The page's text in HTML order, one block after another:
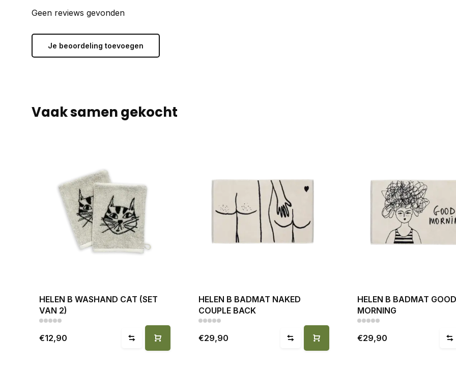
Geen reviews gevonden
Je beoordeling toevoegen
Vaak samen gekocht
HELEN B WASHAND CAT (SET
VAN 2)
€12,90
HELEN B BADMAT NAKED
COUPLE BACK
€29,90
HELEN B BADMAT GOOD
MORNING
€29,90